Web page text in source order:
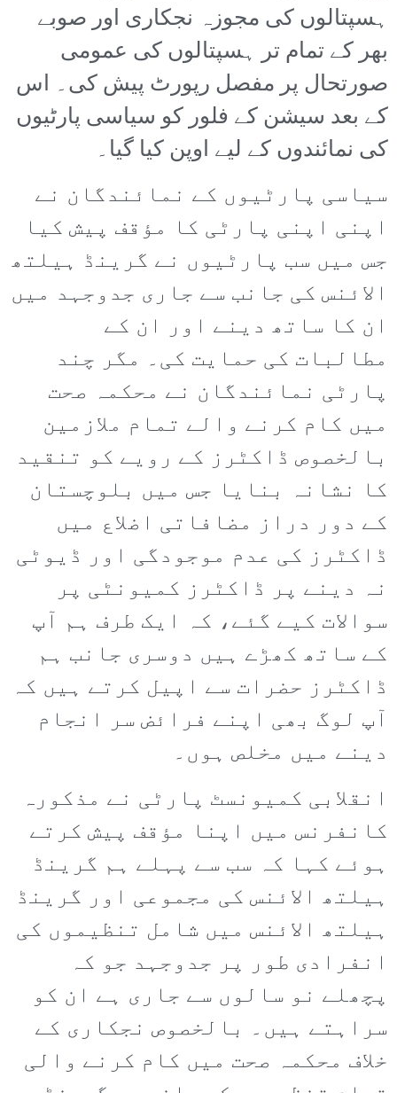
ہسپتالوں کی مجوزہ نجکاری اور صوبے
بھر کے تمام تر ہسپتالوں کی عمومی
صورتحال پر مفصل رپورٹ پیش کی۔ اس
کے بعد سیشن کے فلور کو سیاسی پارٹیوں
کی نمائندوں کے لیے اوپن کیا گیا۔
سیاسی پارٹیوں کے نمائندگان نے
اپنی اپنی پارٹی کا مؤقف پیش کیا
جس میں سب پارٹیوں نے گرینڈ ہیلتھ
الائنس کی جانب سے جاری جدوجہد میں
ان کا ساتھ دینے اور ان کے
مطالبات کی حمایت کی۔ مگر چند
پارٹی نمائندگان نے محکمہ صحت
میں کام کرنے والے تمام ملازمین
بالخصوص ڈاکٹرز کے رویے کو تنقید
کا نشانہ بنایا جس میں بلوچستان
کے دور دراز مضافاتی اضلاع میں
ڈاکٹرز کی عدم موجودگی اور ڈیوٹی
نہ دینے پر ڈاکٹرز کمیونٹی پر
سوالات کیے گئے، کہ ایک طرف ہم آپ
کے ساتھ کھڑے ہیں دوسری جانب ہم
ڈاکٹرز حضرات سے اپیل کرتے ہیں کہ
آپ لوگ بھی اپنے فرائض سر انجام
دینے میں مخلص ہوں۔
انقلابی کمیونسٹ پارٹی نے مذکورہ
کانفرنس میں اپنا مؤقف پیش کرتے
ہوئے کہا کہ سب سے پہلے ہم گرینڈ
ہیلتھ الائنس کی مجموعی اور گرینڈ
ہیلتھ الائنس میں شامل تنظیموں کی
انفرادی طور پر جدوجہد جو کہ
پچھلے نو سالوں سے جاری ہے ان کو
سراہتے ہیں۔ بالخصوص نجکاری کے
خلاف محکمہ صحت میں کام کرنے والی